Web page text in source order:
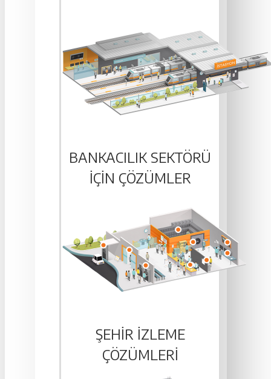
BANKACILIK SEKTÖRÜ
IÇIN ÇÖZÜMLER
ŞEHIR İZLEME
ÇÖZÜMLERI